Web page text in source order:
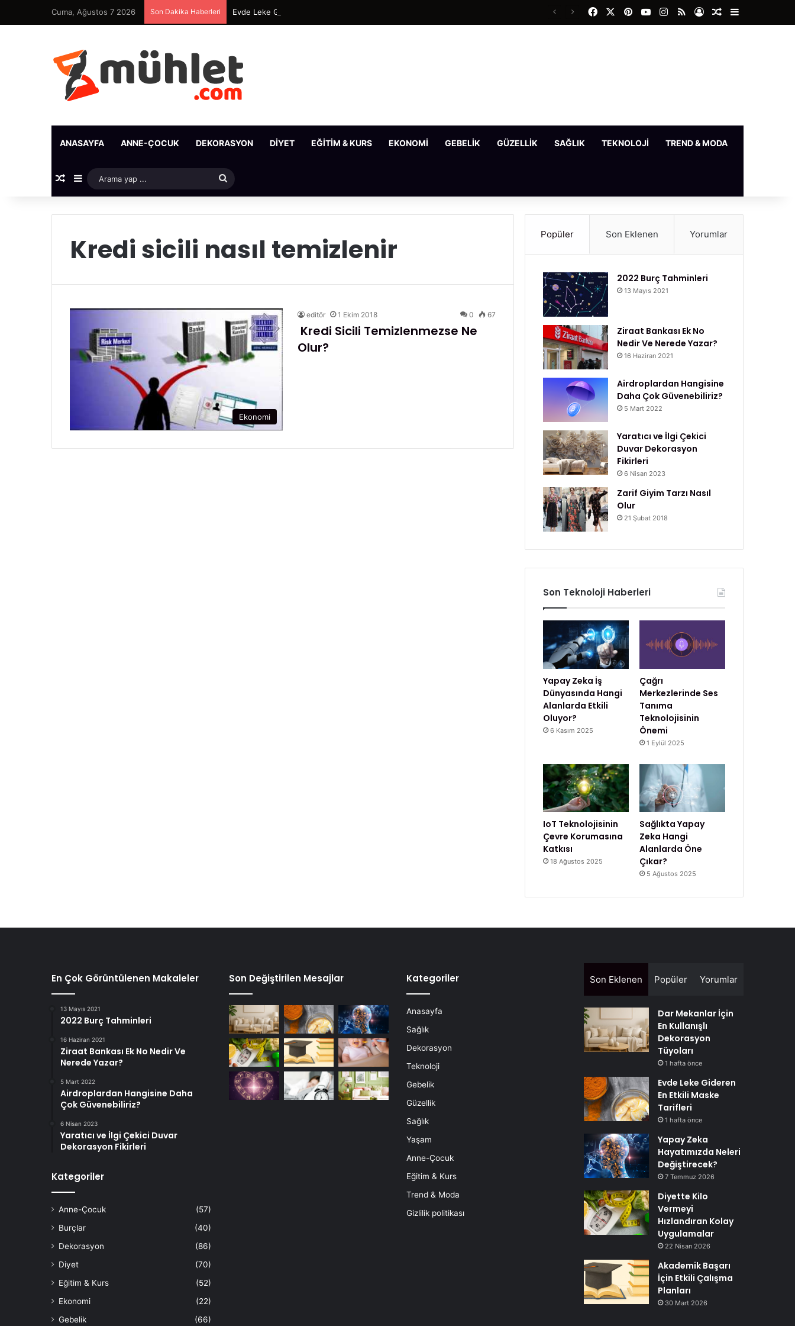
Cuma, Ağustos 7 2026 Son Dakika Haberleri Evde Leke Gideren En Etkili Maske Tarifleri FacebookPinterestYouTubeInstagram
RSS Kayıt OlRastgele Makale
ANASAYFA ANNE-ÇOCUK DEKORASYON DIYET EĞITIM & KURS EKONOMI GEBELIK GÜZELLIK SAĞLIK TEKNOLOJI TREND & MODA
Rastgele Makale
Kenar Bölmesi
yap
Kredi sicili nasıl temizlenir
Ekonomi
editör 1 Ekim 2018 0 67
Kredi Sicili Temizlenmezse Ne
Olur?
Popüler Son Eklenen Yorumlar
2022 Burç Tahminleri
13 Mayıs 2021
Ziraat Bankası Ek No
Nedir Ve Nerede Yazar?
16 Haziran 2021
Airdroplardan Hangisine
Daha Çok Güvenebiliriz?
5 Mart 2022
Yaratıcı ve İlgi Çekici
Duvar Dekorasyon
Fikirleri
6 Nisan 2023
Zarif Giyim Tarzı Nasıl
Olur
21 Şubat 2018
Son Teknoloji Haberleri
Yapay Zeka İş
Dünyasında Hangi
Alanlarda Etkili
Oluyor?
6 Kasım 2025
Çağrı
Merkezlerinde Ses
Tanıma
Teknolojisinin
Önemi
1 Eylül 2025
IoT Teknolojisinin
Çevre Korumasına
Katkısı
18 Ağustos 2025
Sağlıkta Yapay
Zeka Hangi
Alanlarda Öne
Çıkar?
5 Ağustos 2025
En Çok Görüntülenen Makaleler
13 Mayıs 2021
2022 Burç Tahminleri
16 Haziran 2021
Ziraat Bankası Ek No Nedir Ve
Nerede Yazar?
5 Mart 2022
Airdroplardan Hangisine Daha
Çok Güvenebiliriz?
6 Nisan 2023
Yaratıcı ve İlgi Çekici Duvar
Dekorasyon Fikirleri
Kategoriler
Anne-Çocuk
(57)
Burçlar
(40)
Dekorasyon
(86)
Diyet
(70)
Eğitim & Kurs
(52)
Ekonomi
(22)
Gebelik
(66)
Son Değiştirilen Mesajlar Kategoriler
Anasayfa
Sağlık
Dekorasyon
Teknoloji
Gebelik
Güzellik
Sağlık
Yaşam
Anne-Çocuk
Eğitim & Kurs
Trend & Moda
Gizlilik politikası
Son Eklenen Popüler Yorumlar
Dar Mekanlar İçin
En Kullanışlı
Dekorasyon
Tüyoları
1 hafta önce
Evde Leke Gideren
En Etkili Maske
Tarifleri
1 hafta önce
Yapay Zeka
Hayatımızda Neleri
Değiştirecek?
7 Temmuz 2026
Diyette Kilo
Vermeyi
Hızlandıran Kolay
Uygulamalar
22 Nisan 2026
Akademik Başarı
İçin Etkili Çalışma
Planları
30 Mart 2026